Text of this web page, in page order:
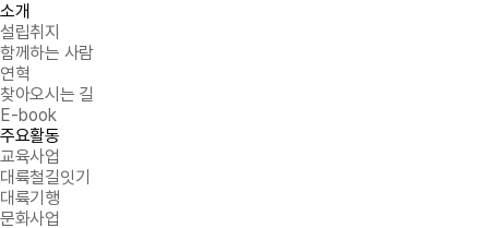
소개
설립취지
함께하는 사람
연혁
찾아오시는 길
E-book
주요활동
교육사업
대륙철길잇기
대륙기행
문화사업